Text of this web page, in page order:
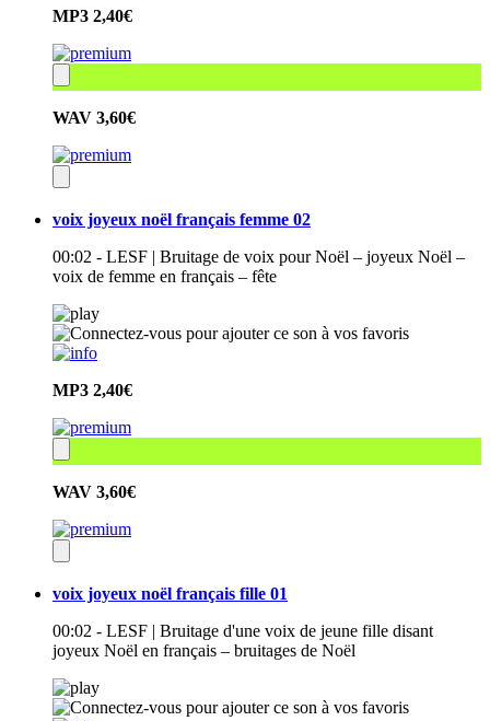
MP3 2,40€
WAV 3,60€
voix joyeux noël français femme 02
00:02 - LESF | Bruitage de voix pour Noël – joyeux Noël –
voix de femme en français – fête
MP3 2,40€
WAV 3,60€
voix joyeux noël français fille 01
00:02 - LESF | Bruitage d'une voix de jeune fille disant
joyeux Noël en français – bruitages de Noël